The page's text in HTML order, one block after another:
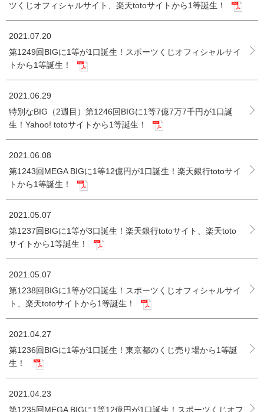
ツくじオフィシャルサイト、楽天totoサイトから1等誕生！
2021.07.20
第1249回BIGに1等が1口誕生！スポーツくじオフィシャルサイ
トから1等誕生！
2021.06.29
特別なBIG（2週目）第1246回BIGに1等7億7万7千円が1口誕
生！Yahoo! totoサイトから1等誕生！
2021.06.08
第1243回MEGA BIGに1等12億円が1口誕生！楽天銀行totoサイ
トから1等誕生！
2021.05.07
第1237回BIGに1等が3口誕生！楽天銀行totoサイト、楽天toto
サイトから1等誕生！
2021.05.07
第1238回BIGに1等が2口誕生！スポーツくじオフィシャルサイ
ト、楽天totoサイトから1等誕生！
2021.04.27
第1236回BIGに1等が1口誕生！東京都のくじ売り場から1等誕
生！
2021.04.23
第1235回MEGA BIGに1等12億円が1口誕生！スポーツくじオフ